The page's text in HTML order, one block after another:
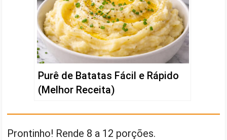
Purê de Batatas Fácil e Rápido
(Melhor Receita)
Prontinho! Rende 8 a 12 porções.